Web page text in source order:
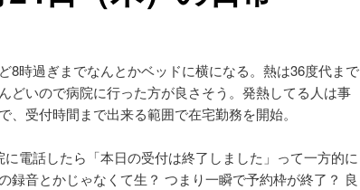
8時過ぎまでなんとかベッドに横になる。熱は36度代まで
どいので病院に行った方が良さそう。発熱してる人は事
、受付時間まで出来る範囲で在宅勤務を開始。
電話したら「本日の受付は終了しました」って一方的に
録音とかじゃなくて生？ つまり一瞬で予約枠が終了？ 良